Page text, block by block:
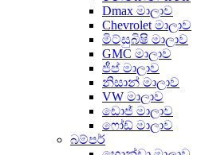
Dmax මාලාව
Chevrolet මාලාව
මිට්සුබිෂි මාලාව
GMC මාලාව
ජීප් මාලාව
නිසාන් මාලාව
VW මාලාව
ඩොජ් මාලාව
ෆෝඩ් මාලාව
බම්පර්